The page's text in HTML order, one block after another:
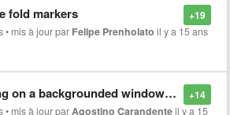
+19
fold markers
• mis à jour par Felipe Prenholato il y a 15 ans
+14
window should bring it to the foreground and nothing else
• mis à jour parAgostino Carandenteil y a 15